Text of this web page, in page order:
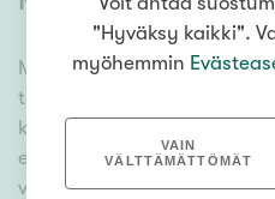
Asuntotyyppi
Kerros-/luhtitalo
Rivitalo/paritalo
Omakoti-/erillistalo
Maa- tai metsätila
Meiltä löydät myytävät
tasossa olevista
kerroksen omakotitaloihin.
erittäin kattava
varmistavat, että meillä on
"Hyväksy kaikki".
myöhemmin
VAIN
VÄLTTÄMÄTTÖMÄT